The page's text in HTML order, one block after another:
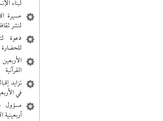
لبناء
مسيرة
لنشر
دعوة
للحضارة
القرآنية
تزايد
في